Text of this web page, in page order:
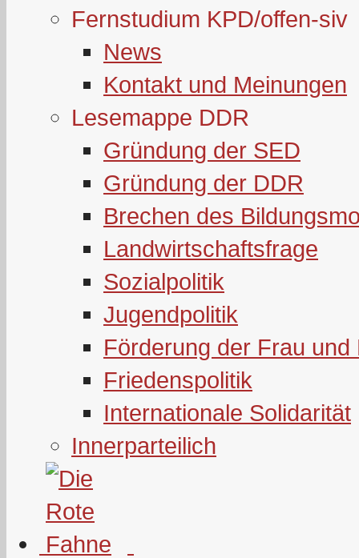
Fernstudium KPD/offen-siv
News
Kontakt und Meinungen
Lesemappe DDR
Gründung der SED
Gründung der DDR
Brechen des
Landwirtschaftsfrage
Sozialpolitik
Jugendpolitik
Förderung der Frau und
Friedenspolitik
Internationale Solidarität
Innerparteilich